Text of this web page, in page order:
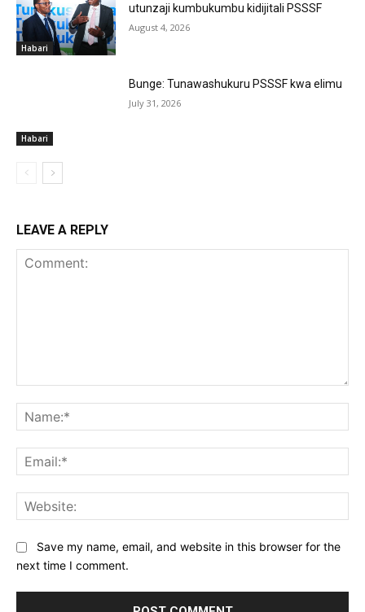
Habari
utunzaji kumbukumbu kidijitali PSSSF
August 4, 2026
Habari
Bunge: Tunawashukuru PSSSF kwa elimu
July 31, 2026
LEAVE A REPLY
Save my name, email, and website in this browser for the
next time I comment.